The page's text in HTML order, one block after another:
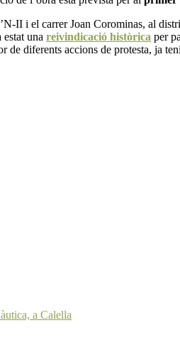
II i el carrer Joan Corominas, al
una reivindicació històrica per
de diferents accions de protesta, ja
a Calella